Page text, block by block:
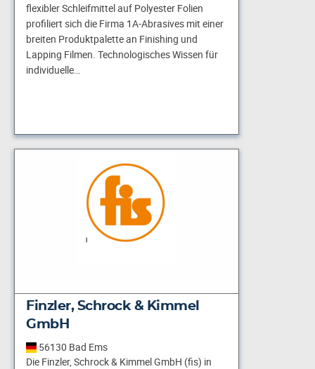
flexibler Schleifmittel auf Polyester Folien
profiliert sich die Firma 1A-Abrasives mit einer
breiten Produktpalette an Finishing und
Lapping Filmen. Technologisches Wissen für
individuelle…
Finzler, Schrock & Kimmel
GmbH
56130 Bad Ems
Die Finzler, Schrock & Kimmel GmbH (fis) in